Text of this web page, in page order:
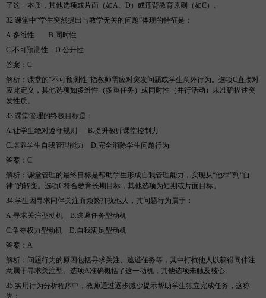
了这一本质，其他选项或片面（如A、D）或违背教育原则（如C）。
32.课堂中“学生突然提出与教学无关的问题”体现的特征是 ：
A.多维性
B.同时性
C.不可预测性
D.公开性
答案 ： C
解析 ：课堂的“不可预测性”指教师需应对突发问题或学生意外行为。选项C直接对
应此定义，其他选项如多维性（多重任务）或同时性（并行活动）未准确描述突
发性质。
33.课堂管理的终极目标是 ：
A.让学生绝对遵守规则
B.提升教师课堂控制力
C.培养学生自我管理能力
D.完全消除学生问题行为
答案 ： C
解析 ：课堂管理的最终目标是帮助学生形成自我管理能力，实现从“他律”到“自
律”的转变。选项C符合教育长期目标，其他选项为短期或片面目标。
34.学生因寻求同伴关注而频繁打扰他人，其问题行为属于 ：
A.寻求关注型动机
B.逃避任务型动机
C.争夺权力型动机
D.自我满足型动机
答案 ： A
解析 ：问题行为的原因包括寻求关注、逃避任务等，其中打扰他人以获得同伴注
意属于寻求关注型。选项A准确概括了这一动机，其他选项未触及核心。
35.实用行为分析程序中，教师通过逐步减少提示帮助学生独立完成任务，这称
为 ：